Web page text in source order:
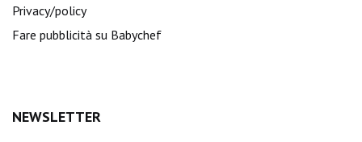
Privacy/policy
Fare pubblicità su Babychef
NEWSLETTER